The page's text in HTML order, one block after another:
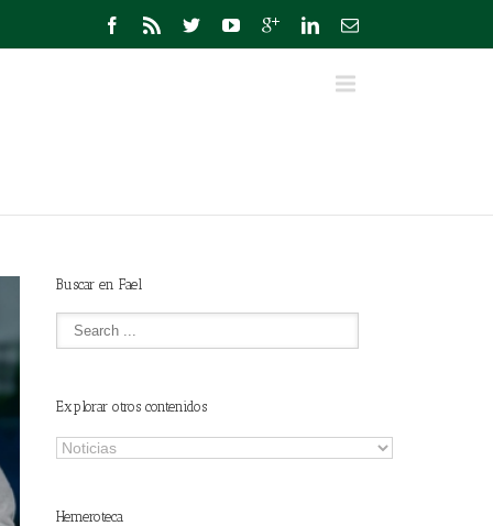
Buscar en Fael
Explorar otros contenidos
Explorar
Hemeroteca